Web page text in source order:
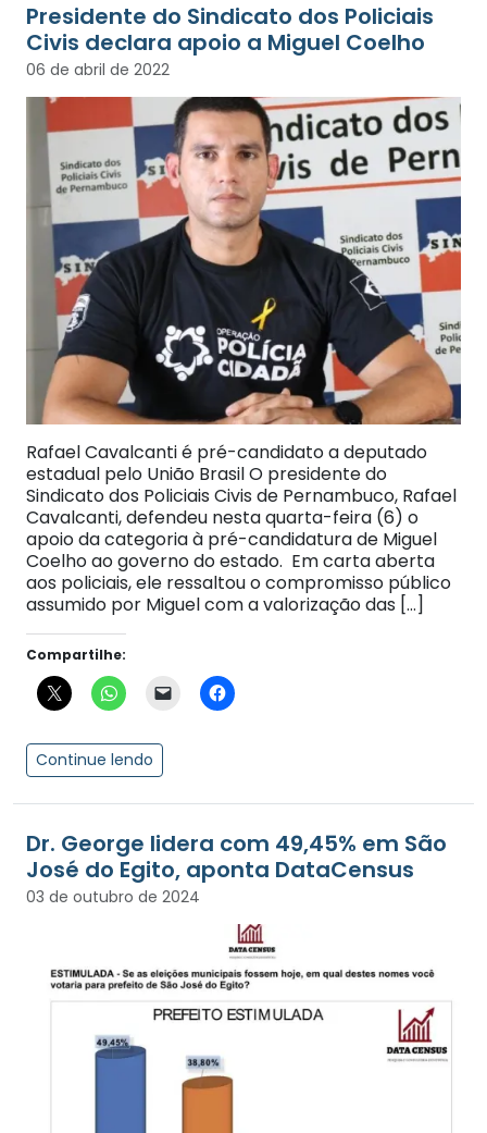
Presidente do Sindicato dos Policiais
Civis declara apoio a Miguel Coelho
06 de abril de 2022
Rafael Cavalcanti é pré-candidato a deputado
estadual pelo União Brasil O presidente do
Sindicato dos Policiais Civis de Pernambuco, Rafael
Cavalcanti, defendeu nesta quarta-feira (6) o
apoio da categoria à pré-candidatura de Miguel
Coelho ao governo do estado. Em carta aberta
aos policiais, ele ressaltou o compromisso público
assumido por Miguel com a valorização das […]
Compartilhe:
Continue lendo
Dr. George lidera com 49,45% em São
José do Egito, aponta DataCensus
03 de outubro de 2024